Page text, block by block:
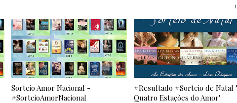
Sorteio Amor Nacional -
#SorteioAmorNacional
#Resultado #Sorteio de Natal
Quatro Estações do Amor"